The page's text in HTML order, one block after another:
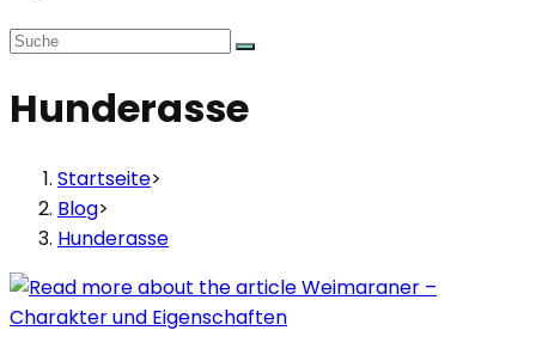
Hunderasse
Startseite>
Blog>
Hunderasse